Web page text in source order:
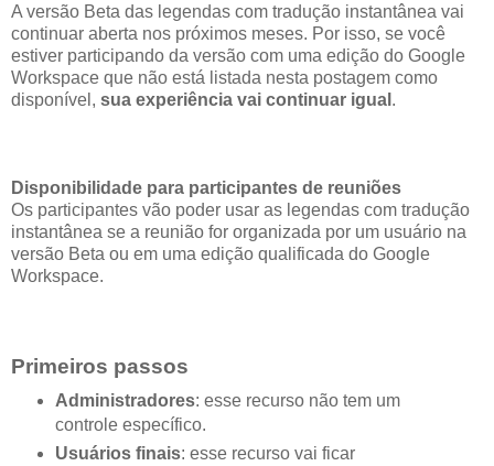
A versão Beta das legendas com tradução instantânea vai
continuar aberta nos próximos meses. Por isso, se você
estiver participando da versão com uma edição do Google
Workspace que não está listada nesta postagem como
disponível, sua experiência vai continuar igual .
Disponibilidade para participantes de reuniões
Os participantes vão poder usar as legendas com tradução
instantânea se a reunião for organizada por um usuário na
versão Beta ou em uma edição qualificada do Google
Workspace.
Primeiros passos
Administradores: esse recurso não tem um
controle específico.
Usuários finais: esse recurso vai ficar